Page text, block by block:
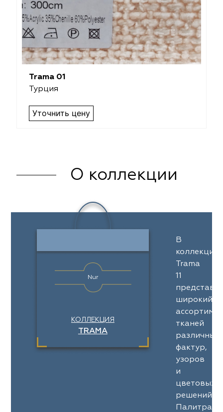
Trama 01
Турция
Уточнить цену
О коллекции
Nur
КОЛЛЕКЦИЯ
TRAMA
В
коллекции
Trama
11
широкий
тканей
различных
фактур,
узоров
и
цветовых
решений.
Палитра